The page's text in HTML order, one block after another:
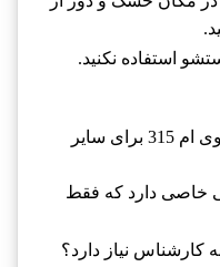
استفاده نکنید.
آیا آفتابگیر راست ام وی ام 315 برای سایر
خاصی دارد که فقط
کارشناس نیاز دارد؟